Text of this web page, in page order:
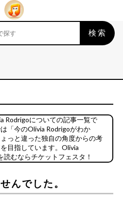
検索
Rodrigoについての記事一覧で
「今のOlivia Rodrigoがわか
っと違った独自の角度からの考
目指しています。Olivia
むならチケットフェスタ！
んでした。